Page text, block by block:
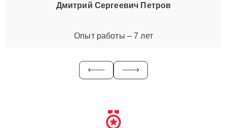
Дмитрий Сергеевич Петров
Опыт работы – 7 лет